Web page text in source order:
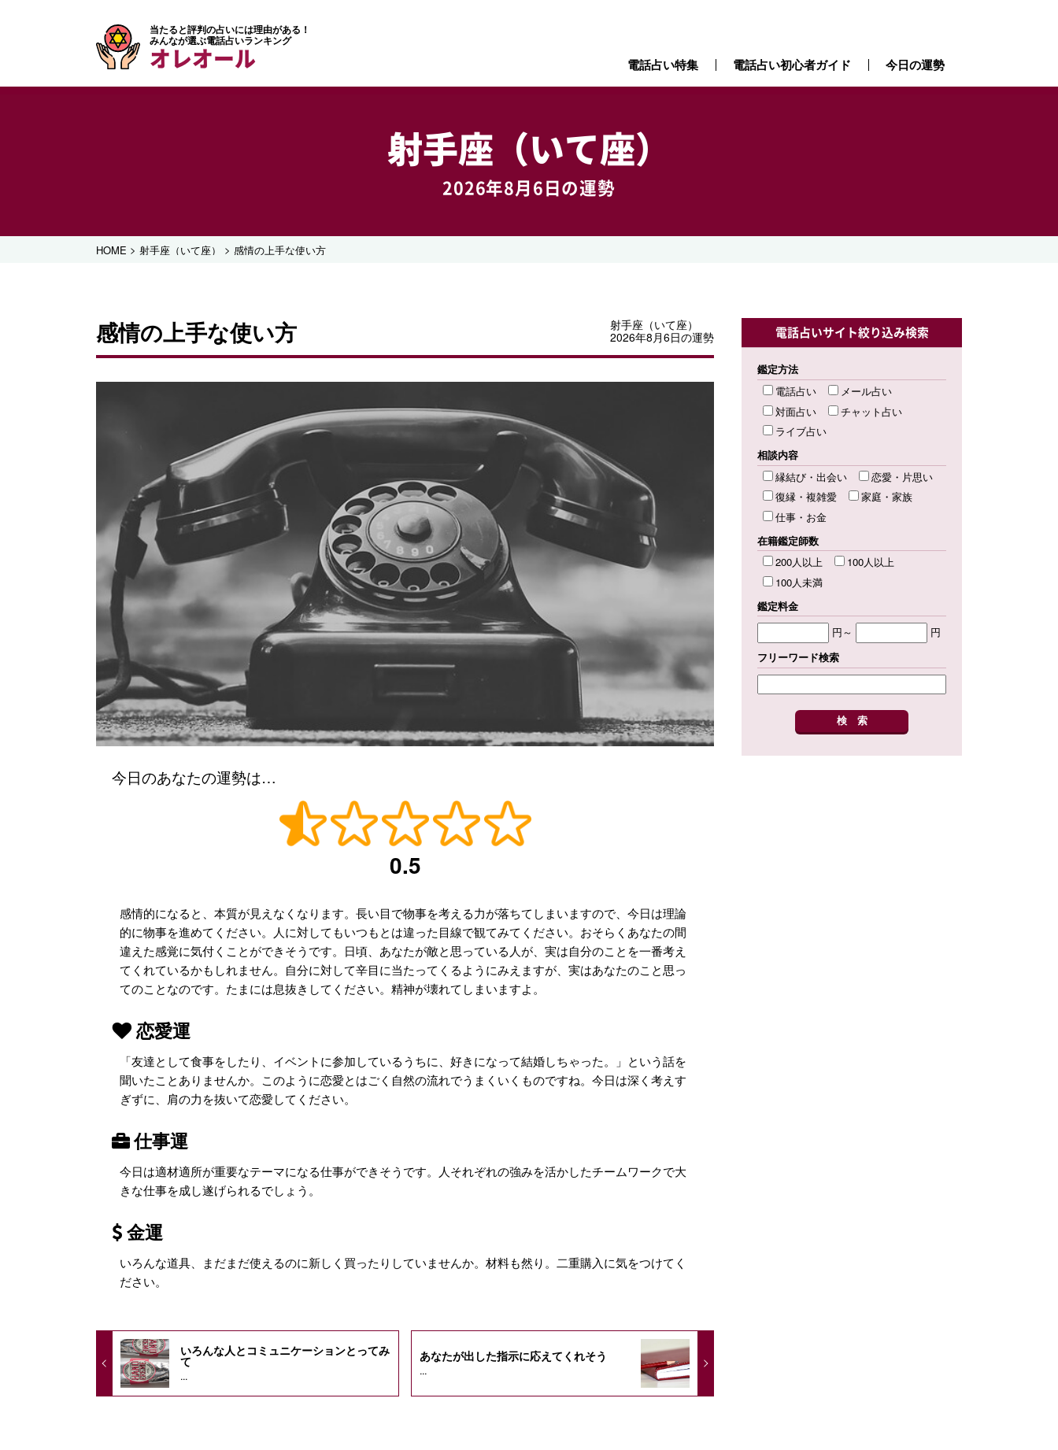
当たると評判の占いには理由がある！
みんなが選ぶ電話占いランキング
オレオール 電話占い特集 電話占い初心者ガイド 今日の運勢
射手座（いて座）
2026年8月6日の運勢
HOME > 射手座（いて座） > 感情の上手な使い方
感情の上手な使い方
射手座（いて座）
2026年8月6日の運勢
今日のあなたの運勢は…
0.5
感情的になると、本質が見えなくなります。長い目で物事を考える力が落ちてしまいますので、今日は理論
的に物事を進めてください。人に対してもいつもとは違った目線で観てみてください。おそらくあなたの間
違えた感覚に気付くことができそうです。日頃、あなたが敵と思っている人が、実は自分のことを一番考え
てくれているかもしれません。自分に対して辛目に当たってくるようにみえますが、実はあなたのこと思っ
てのことなのです。たまには息抜きしてください。精神が壊れてしまいますよ。
恋愛運
「友達として食事をしたり、イベントに参加しているうちに、好きになって結婚しちゃった。」という話を
聞いたことありませんか。このように恋愛とはごく自然の流れでうまくいくものですね。今日は深く考えす
ぎずに、肩の力を抜いて恋愛してください。
仕事運
今日は適材適所が重要なテーマになる仕事ができそうです。人それぞれの強みを活かしたチームワークで大
きな仕事を成し遂げられるでしょう。
金運
いろんな道具、まだまだ使えるのに新しく買ったりしていませんか。材料も然り。二重購入に気をつけてく
ださい。
いろんな人とコミュニケーションとってみ
て
...
あなたが出した指示に応えてくれそう
...
電話占いサイト絞り込み検索
鑑定方法
電話占い
メール占い
対面占い
チャット占い
ライブ占い
相談内容
縁結び・出会い
恋愛・片思い
復縁・複雑愛
家庭・家族
仕事・お金
在籍鑑定師数
200人以上
100人以上
100人未満
鑑定料金
円～
円
フリーワード検索